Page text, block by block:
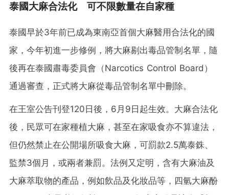
泰國大麻合法化 可不限數量在自家種
泰國早於3年前已成為東南亞首個大麻醫用合法化的國
家，今年初進一步修例，將大麻剔出毒品管制名單，隨
後再在泰國肅毒委員會（Narcotics Control Board）
通過審查，正式將大麻從毒品管制名單中刪除。
在王室公告刊登120日後，6月9日起生效。大麻合法化
後，民眾可在家種植大麻，甚至在家吸食亦不算違法，
但仍然禁止在公開場所吸食大麻，可罰款2.5萬泰銖、
監禁3個月，或兩者兼罰。法例又定明，含有大麻油及
大麻萃取物的產品，例如飲品及化妝品等，四氫大麻酚